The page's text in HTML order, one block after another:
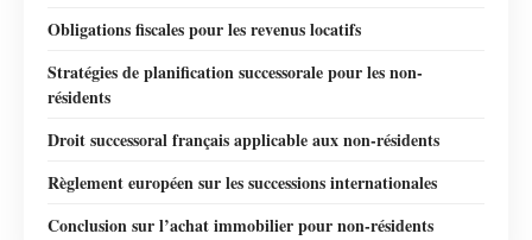
Obligations fiscales pour les revenus locatifs
Stratégies de planification successorale pour les non-
résidents
Droit successoral français applicable aux non-résidents
Règlement européen sur les successions internationales
Conclusion sur l’achat immobilier pour non-résidents